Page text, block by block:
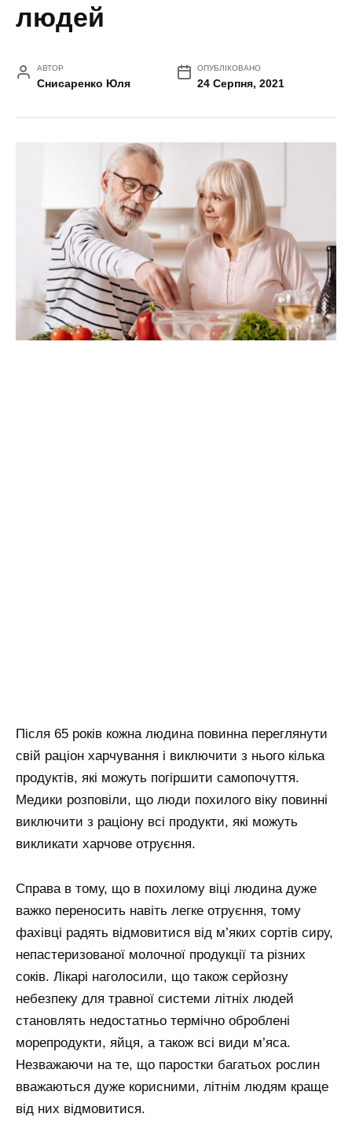
людей
АВТОР
Снисаренко Юля
ОПУБЛІКОВАНО
24 Серпня, 2021
Після 65 років кожна людина повинна переглянути
свій раціон харчування і виключити з нього кілька
продуктів, які можуть погіршити самопочуття.
Медики розповіли, що люди похилого віку повинні
виключити з раціону всі продукти, які можуть
викликати харчове отруєння.
Справа в тому, що в похилому віці людина дуже
важко переносить навіть легке отруєння, тому
фахівці радять відмовитися від м’яких сортів сиру,
непастеризованої молочної продукції та різних
соків. Лікарі наголосили, що також серйозну
небезпеку для травної системи літніх людей
становлять недостатньо термічно оброблені
морепродукти, яйця, а також всі види м’яса.
Незважаючи на те, що паростки багатьох рослин
вважаються дуже корисними, літнім людям краще
від них відмовитися.